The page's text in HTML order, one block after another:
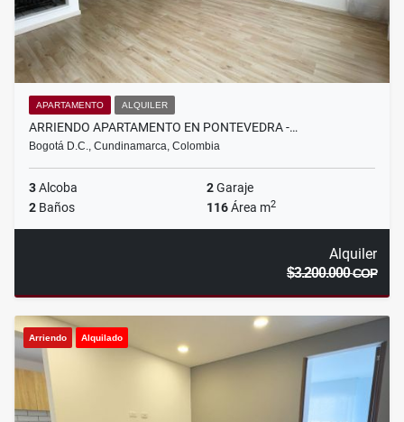
APARTAMENTO ALQUILER
ARRIENDO APARTAMENTO EN PONTEVEDRA -…
Bogotá D.C., Cundinamarca, Colombia
3Alcoba 2Garaje
2 Baños 116Área m2
Alquiler
$3.200.000COP
Arriendo Alquilado